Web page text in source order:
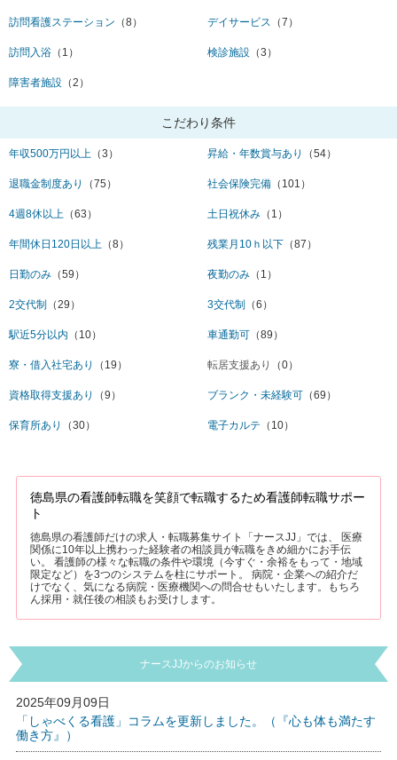
訪問看護ステーション （8） デイサービス （7）
訪問入浴 （1） 検診施設 （3）
障害者施設 （2）
こだわり条件
年収500万円以上 （3） 昇給・年数賞与あり （54）
退職金制度あり （75） 社会保険完備 （101）
4週8休以上 （63） 土日祝休み （1）
年間休日120日以上 （8） 残業月10ｈ以下 （87）
日勤のみ （59） 夜勤のみ （1）
2交代制 （29） 3交代制 （6）
駅近5分以内 （10） 車通勤可 （89）
寮・借入社宅あり （19） 転居支援あり （0）
資格取得支援あり （9） ブランク・未経験可 （69）
保育所あり （30） 電子カルテ （10）
徳島県の看護師転職を笑顔で転職するため看護師転職サポー
ト
徳島県の看護師だけの求人・転職募集サイト「ナースJJ」では、 医療
関係に10年以上携わった経験者の相談員が転職をきめ細かにお手伝
い。 看護師の様々な転職の条件や環境（今すぐ・余裕をもって・地域
限定など）を3つのシステムを柱にサポート。 病院・企業への紹介だ
けでなく、気になる病院・医療機関への問合せもいたします。もちろ
ん採用・就任後の相談もお受けします。
ナースJJからのお知らせ
2025年09月09日
「しゃべくる看護」コラムを更新しました。（『心も体も満たす
働き方』）